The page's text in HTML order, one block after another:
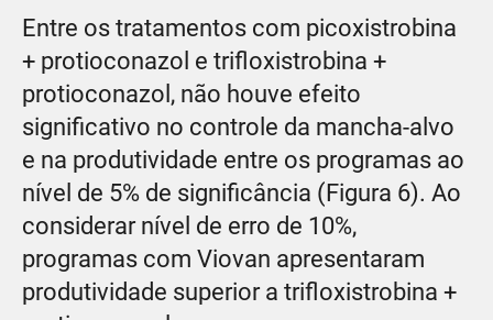
Entre os tratamentos com picoxistrobina
+ protioconazol e trifloxistrobina +
protioconazol, não houve efeito
significativo no controle da mancha-alvo
e na produtividade entre os programas ao
nível de 5% de significância (Figura 6). Ao
considerar nível de erro de 10%,
programas com Viovan apresentaram
produtividade superior a trifloxistrobina +